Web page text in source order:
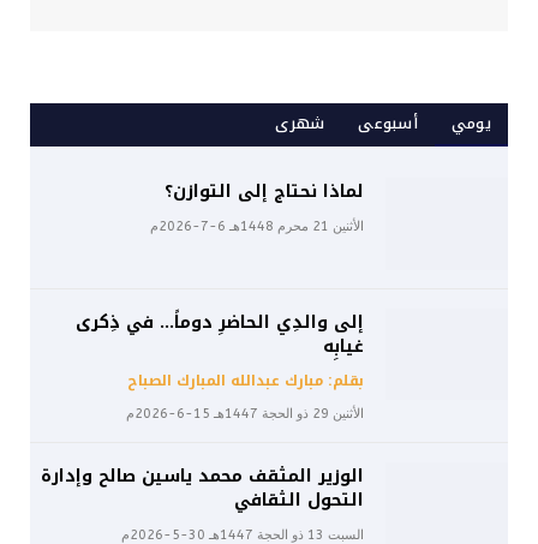
يومي أسبوعى شهرى
لماذا نحتاج إلى التوازن؟
الأثنين 21 محرم 1448هـ 6-7-2026م
إلى والدِي الحاضرِ دوماً… في ذِكرى
غيابِه
بقلم: مبارك عبدالله المبارك الصباح
الأثنين 29 ذو الحجة 1447هـ 15-6-2026م
الوزير المثقف محمد ياسين صالح وإدارة
التحول الثقافي
السبت 13 ذو الحجة 1447هـ 30-5-2026م